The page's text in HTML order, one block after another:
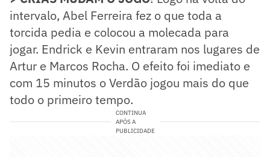
intervalo, Abel Ferreira fez o que toda a
torcida pedia e colocou a molecada para
jogar. Endrick e Kevin entraram nos lugares de
Artur e Marcos Rocha. O efeito foi imediato e
com 15 minutos o Verdão jogou mais do que
todo o primeiro tempo.
CONTINUA
APÓS A
PUBLICIDADE